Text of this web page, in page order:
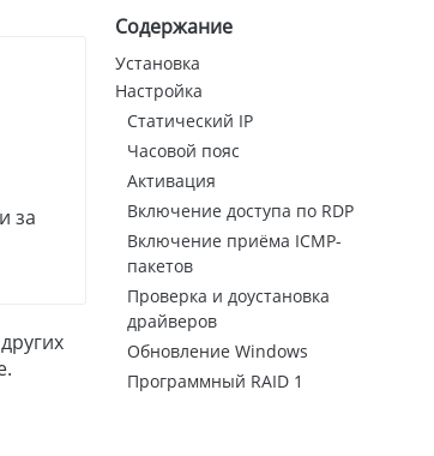
за
Содержание
Установка
Настройка
Статический IP
Часовой пояс
Активация
Включение доступа по RDP
Включение приёма ICMP-
пакетов
Проверка и доустановка
драйверов
Обновление Windows
Программный RAID 1